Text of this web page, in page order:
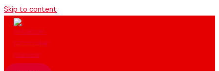
Skip to content